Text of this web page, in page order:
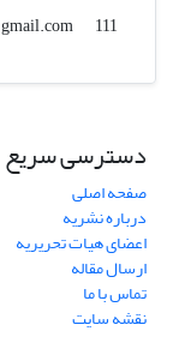
gmail.com
دسترسی سریع
صفحه اصلی
درباره نشریه
اعضای هیات تحریریه
ارسال مقاله
تماس با ما
نقشه سایت